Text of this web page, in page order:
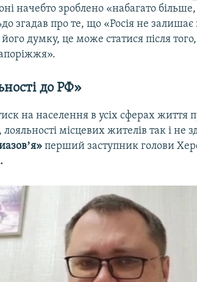
начебто зроблено «набагато
згадав про те, що «Росія не залишає
думку, це може статися після
до РФ»
на населення в усіх сферах життя
лояльності місцевих жителів так і не
перший заступник голови